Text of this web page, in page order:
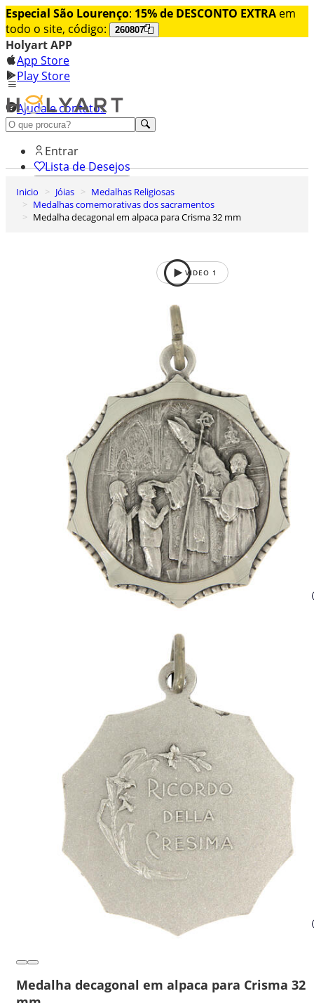
Especial São Lourenço: 15% de DESCONTO EXTRA em
todo o site, código:
260807
Holyart APP
App Store
Play Store
Ajuda e contatos
Conheça premium
Entrar
Lista de Desejos
0
Carrinho de Compras
Inicio Jóias
Medalhas Religiosas
Medalhas comemorativas dos sacramentos
Medalha decagonal em alpaca para Crisma 32 mm
VIDEO 1
Medalha decagonal em alpaca para Crisma 32